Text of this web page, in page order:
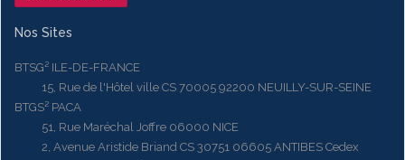
Nos Sites
BTSG² ILE-DE-FRANCE
15, Rue de l'Hôtel ville CS 70005 92200 NEUILLY-SUR-SEINE
BTGS² PACA
51, Rue Maréchal Joffre 06000 NICE
2, Avenue Aristide Briand CS 30751 06605 ANTIBES Cedex